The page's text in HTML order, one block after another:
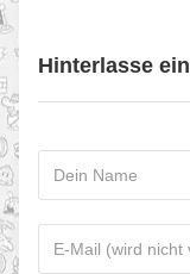
Hinterlasse